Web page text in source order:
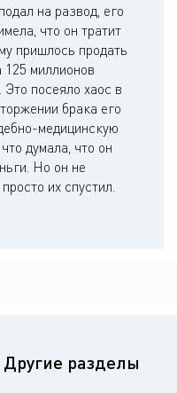
на развод, его
что он тратит
пришлось продать
миллионов
посеяло хаос в
брака его
медицинскую
думала, что он
Но он не
их спустил.
Другие разделы